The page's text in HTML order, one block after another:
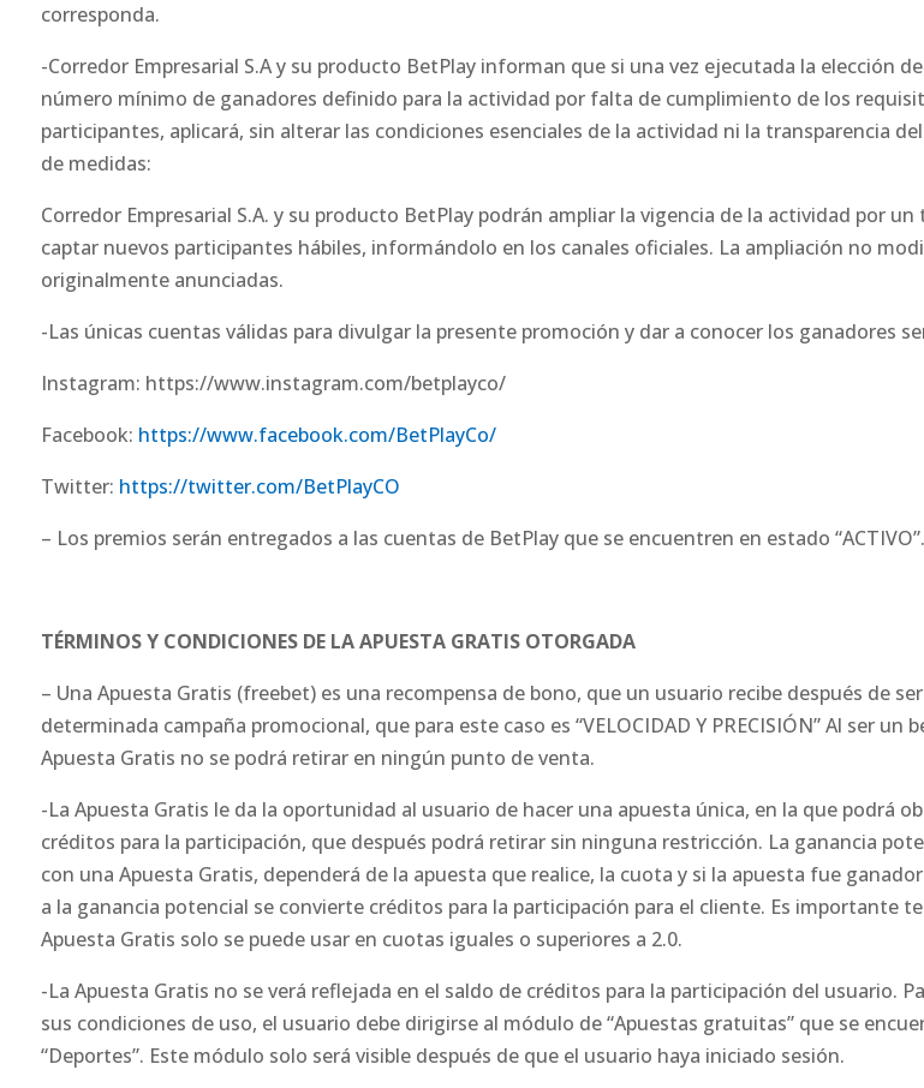
corresponda.
-Corredor Empresarial S.A y su producto BetPlay informan que si una vez ejecutada la elección
número mínimo de ganadores definido para la actividad por falta de cumplimiento de los
participantes, aplicará, sin alterar las condiciones esenciales de la actividad ni la transparencia
de medidas:
Corredor Empresarial S.A. y su producto BetPlay podrán ampliar la vigencia de la actividad por
captar nuevos participantes hábiles, informándolo en los canales oficiales. La ampliación no
originalmente anunciadas.
-Las únicas cuentas válidas para divulgar la presente promoción y dar a conocer los ganadores
Instagram: https://www.instagram.com/betplayco/
Facebook: https://www.facebook.com/BetPlayCo/
Twitter: https://twitter.com/BetPlayCO
– Los premios serán entregados a las cuentas de BetPlay que se encuentren en estado “ACTIVO”.
TÉRMINOS Y CONDICIONES DE LA APUESTA GRATIS OTORGADA
– Una Apuesta Gratis (freebet) es una recompensa de bono, que un usuario recibe después de
determinada campaña promocional, que para este caso es “VELOCIDAD Y PRECISIÓN” Al ser un
Apuesta Gratis no se podrá retirar en ningún punto de venta.
-La Apuesta Gratis le da la oportunidad al usuario de hacer una apuesta única, en la que podrá
créditos para la participación, que después podrá retirar sin ninguna restricción. La ganancia
con una Apuesta Gratis, dependerá de la apuesta que realice, la cuota y si la apuesta fue
a la ganancia potencial se convierte créditos para la participación para el cliente. Es importante
Apuesta Gratis solo se puede usar en cuotas iguales o superiores a 2.0.
-La Apuesta Gratis no se verá reflejada en el saldo de créditos para la participación del usuario.
sus condiciones de uso, el usuario debe dirigirse al módulo de “Apuestas gratuitas” que se
“Deportes”. Este módulo solo será visible después de que el usuario haya iniciado sesión.